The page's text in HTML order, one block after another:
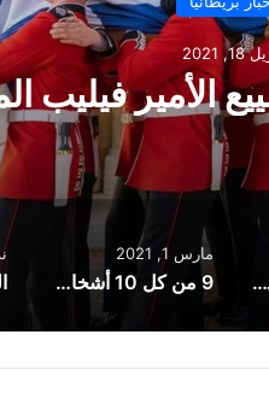
1, 2021
9 من كل 10
من اللقاح
بالصور: مراسم تشييع الأمير فيليب الملكية
مارس 1, 2021
9 من كل 10 أشخاص فوق سن الـ 65 بإنجلترا تلقوا جرعتهم الأولى من اللقاح